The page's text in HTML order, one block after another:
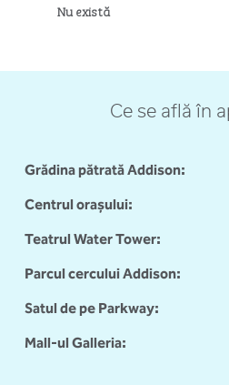
Nu există
Ce se află în
Grădina pătrată Addison:
Centrul orașului:
Teatrul Water Tower:
Parcul cercului Addison:
Satul de pe Parkway:
Mall-ul Galleria: